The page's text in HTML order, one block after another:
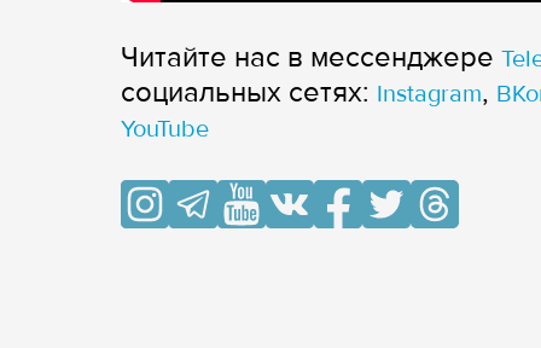
Читайте нас в мессенджере
cоциальных сетях: Instagram,
YouTube